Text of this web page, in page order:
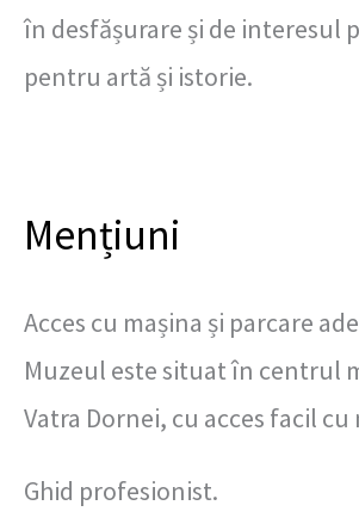
în desfășurare și de interesul
pentru artă și istorie.
Mențiuni
Acces cu mașina și parcare
Muzeul este situat în centrul
Vatra Dornei, cu acces facil cu
Ghid profesionist.